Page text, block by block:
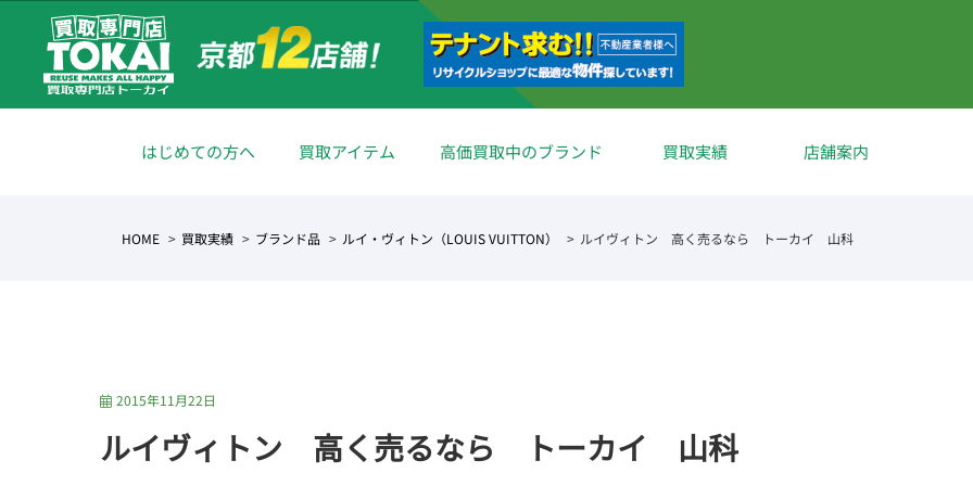
はじめての方へ 買取アイテム 高価買取中のブランド 買取実績 店舗案内
HOME 買取実績 ブランド品 ルイ・ヴィトン（LOUIS VUITTON） ルイヴィトン 高く売るなら トーカイ 山科
2015年11月22日
ルイヴィトン 高く売るなら トーカイ 山科